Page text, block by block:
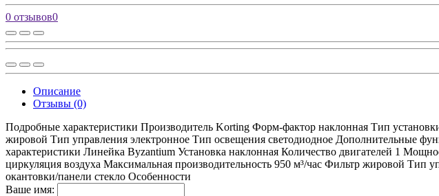
0 отзывов0
Описание
Отзывы (0)
Подробные характеристики Производитель Korting Форм-фактор наклонная Тип
жировой Тип управления электронное Тип освещения светодиодное Дополнительные
характеристики Линейка Byzantium Установка наклонная Количество двигателей 1
циркуляция воздуха Максимальная производительность 950 м³/час Фильтр жировой Тип
окантовки/панели стекло Особенности
Ваше имя: